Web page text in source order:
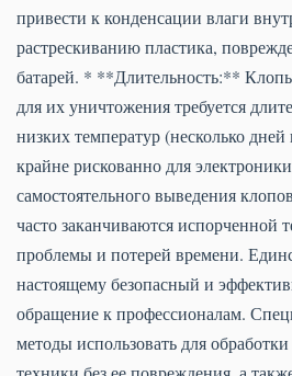
привести к конденсации влаги
растрескиванию пластика,
батарей. * **Длительность:**
для их уничтожения требуется
низких температур (несколько
крайне рискованно для
самостоятельного выведения
часто заканчиваются испорченной
проблемы и потерей времени.
настоящему безопасный и
обращение к профессионалам.
методы использовать для